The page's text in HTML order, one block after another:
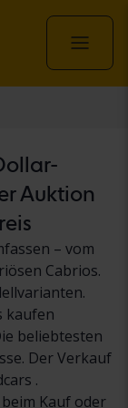
Auktion
– vom
Cabrios.
kaufen
beliebtesten
Der Verkauf
.
Kauf oder